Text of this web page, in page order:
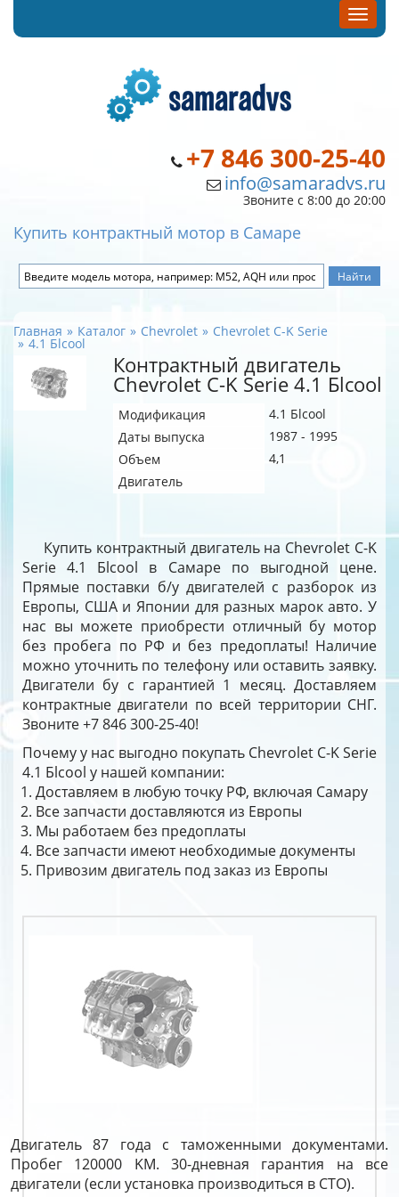
+7 846 300-25-40
info@samaradvs.ru
Звоните с 8:00 до 20:00
Купить контрактный мотор в Самаре
Главная Каталог Chevrolet Chevrolet C-K Serie
4.1 Бlcool
Контрактный двигатель
Chevrolet C-K Serie 4.1 Бlcool
Модификация
4.1 Бlcool
Даты выпуска
1987 - 1995
Объем
4,1
Двигатель
Купить контрактный двигатель на Chevrolet C-K
Serie 4.1 Бlcool в Самаре по выгодной цене.
Прямые поставки б/у двигателей с разборок из
Европы, США и Японии для разных марок авто. У
нас вы можете приобрести отличный бу мотор
без пробега по РФ и без предоплаты! Наличие
можно уточнить по телефону или оставить заявку.
Двигатели бу с гарантией 1 месяц. Доставляем
контрактные двигатели по всей территории СНГ.
Звоните +7 846 300-25-40!
Почему у нас выгодно покупать Chevrolet C-K Serie
4.1 Бlcool у нашей компании:
Доставляем в любую точку РФ, включая Самару
Все запчасти доставляются из Европы
Мы работаем без предоплаты
Все запчасти имеют необходимые документы
Привозим двигатель под заказ из Европы
Двигатель 87 года с таможенными документами.
Пробег 120000 KM. 30-дневная гарантия на все
двигатели (если установка производиться в СТО).